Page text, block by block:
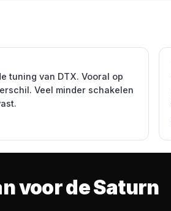
tuning van DTX. Vooral op
Veel minder schakelen
voor de Saturn